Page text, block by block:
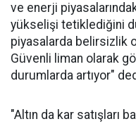
ve enerji
yükselişi tetiklediğini
piyasalarda belirsizlik
Güvenli liman olarak
durumlarda artıyor"
"Altın da kar satışları